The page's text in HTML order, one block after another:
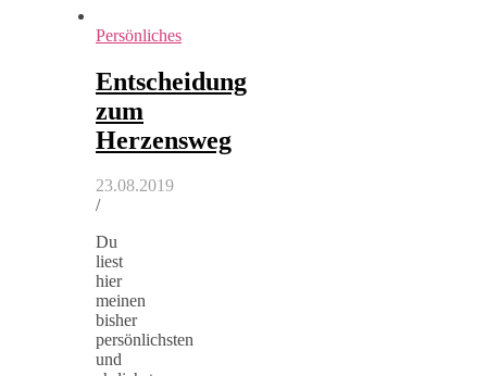
Persönliches
Entscheidung
zum
Herzensweg
23.08.2019
/
Du
liest
hier
meinen
bisher
persönlichsten
und